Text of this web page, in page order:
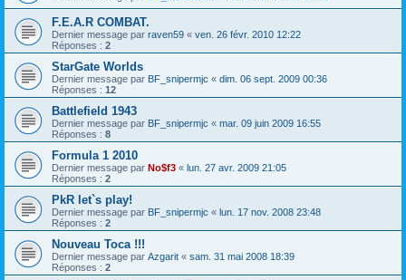
F.E.A.R COMBAT.
Dernier message par raven59 « ven. 26 févr. 2010 12:22
Réponses : 2
StarGate Worlds
Dernier message par BF_snipermjc « dim. 06 sept. 2009 00:36
Réponses : 12
Battlefield 1943
Dernier message par BF_snipermjc « mar. 09 juin 2009 16:55
Réponses : 8
Formula 1 2010
Dernier message par No$f3 « lun. 27 avr. 2009 21:05
Réponses : 2
PkR let`s play!
Dernier message par BF_snipermjc « lun. 17 nov. 2008 23:48
Réponses : 2
Nouveau Toca !!!
Dernier message par Azgarit « sam. 31 mai 2008 18:39
Réponses : 2